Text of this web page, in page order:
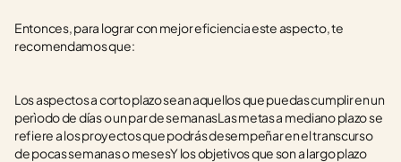
Entonces, para lograr con mejor eficiencia este aspecto, te
recomendamos que:
Los aspectos a corto plazo sean aquellos que puedas cumplir en un
perìodo de días o un par de semanasLas metas a mediano plazo se
refiere a los proyectos que podrás desempeñar en el transcurso
de pocas semanas o mesesY los objetivos que son a largo plazo